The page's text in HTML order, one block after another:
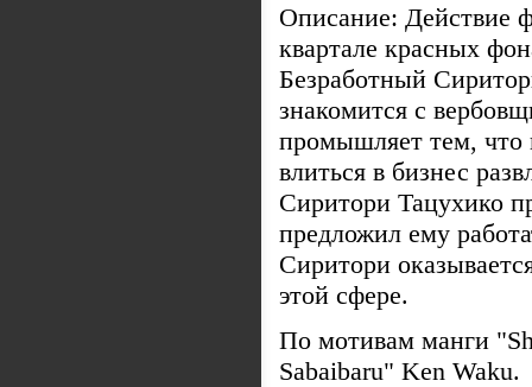
Описание: Действие
квартале красных
Безработный
знакомится с
промышляет тем, что
влиться в бизнес
Сиритори Тацухико
предложил ему
Сиритори
этой сфере.
По мотивам манги
Sabaibaru" Ken Waku.